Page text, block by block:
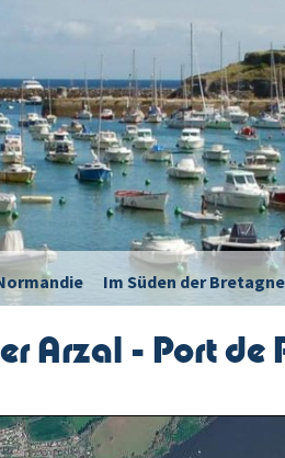
Im Süden der Bretagne
Arzal - Port de